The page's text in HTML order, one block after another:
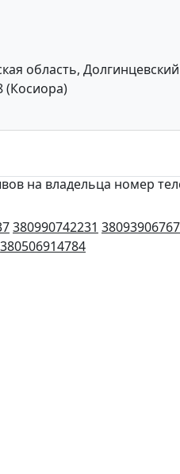
область, Долгинцевский
(Косиора)
на владельца номер
380990742231
380506914784